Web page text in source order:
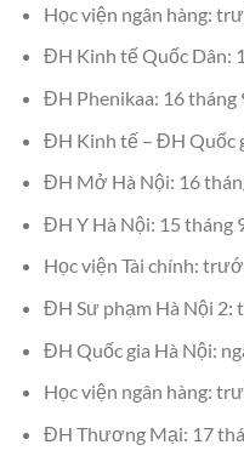
Học viện ngân hàng:
ĐH Kinh tế Quốc Dân:
ĐH Phenikaa: 16 tháng
ĐH Kinh tế – ĐH Quốc
ĐH Mở Hà Nội: 16
ĐH Y Hà Nội: 15 tháng
Học viện Tài chính:
ĐH Sư phạm Hà Nội 2:
ĐH Quốc gia Hà Nội:
Học viện ngân hàng:
ĐH Thương Mại: 17